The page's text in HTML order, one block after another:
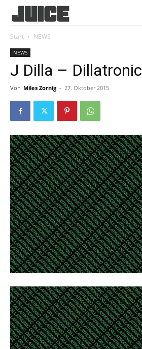
Start NEWS
NEWS
J Dilla – Dillatronic
Von Miles Zornig - 27. Oktober 2015